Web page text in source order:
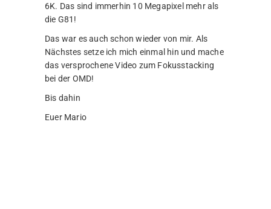
6K. Das sind immerhin 10 Megapixel mehr als
die G81!
Das war es auch schon wieder von mir. Als
Nächstes setze ich mich einmal hin und mache
das versprochene Video zum Fokusstacking
bei der OMD!
Bis dahin
Euer Mario